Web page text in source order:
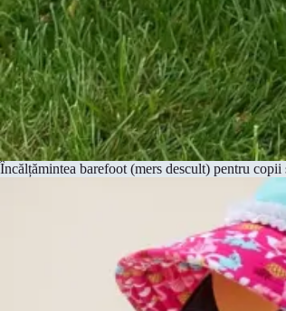
Încălțămintea barefoot (mers descult) pentru